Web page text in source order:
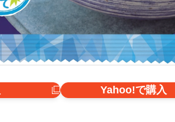
Yahoo!で購入